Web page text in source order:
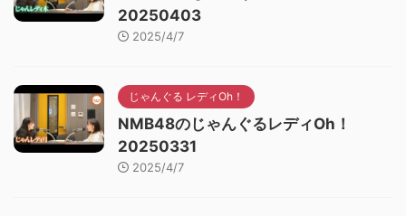
20250403
2025/4/7
じゃんぐる レディOh！
NMB48のじゃんぐるレディOh！
20250331
2025/4/7